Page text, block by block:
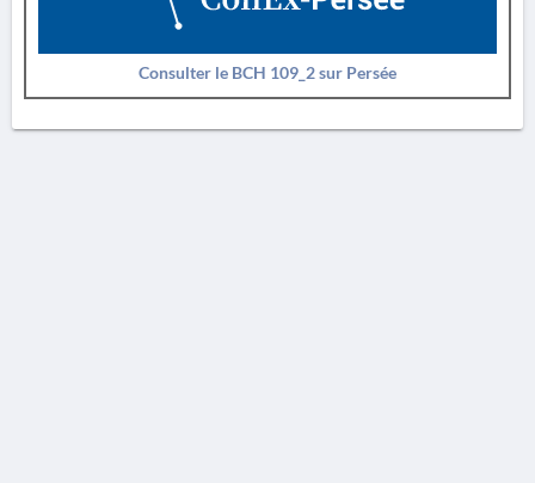
Consulter le BCH 109_2 sur Persée